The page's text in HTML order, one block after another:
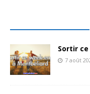
Sortir
7 août